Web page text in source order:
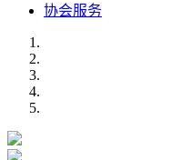
协会服务